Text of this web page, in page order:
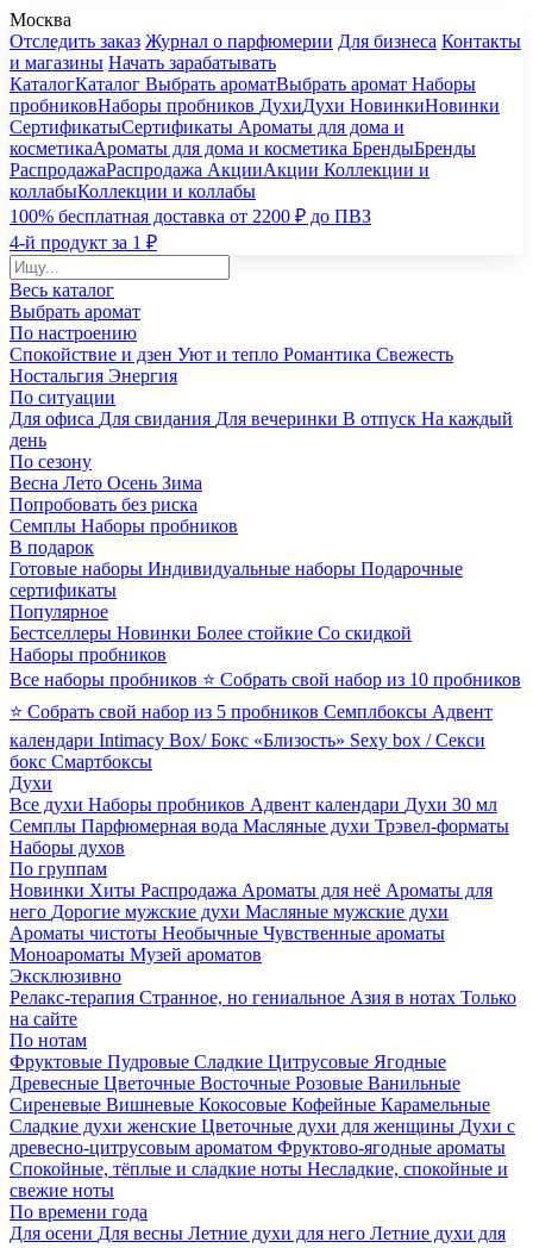
Москва
Отследить заказ Журнал о парфюмерии Для бизнеса Контакты
и магазины Начать зарабатывать
КаталогКаталог Выбрать ароматВыбрать аромат Наборы
пробниковНаборы пробников ДухиДухи НовинкиНовинки
СертификатыСертификаты Ароматы для дома и
косметикаАроматы для дома и косметика БрендыБренды
РаспродажаРаспродажа АкцииАкции Коллекции и
коллабыКоллекции и коллабы
100% бесплатная доставка от 2200 ₽ до ПВЗ
4-й продукт за 1 ₽
Весь каталог
Выбрать аромат
По настроению
Спокойствие и дзен Уют и тепло Романтика Свежесть
Ностальгия Энергия
По ситуации
Для офиса Для свидания Для вечеринки В отпуск На каждый
день
По сезону
Весна Лето Осень Зима
Попробовать без риска
Семплы Наборы пробников
В подарок
Готовые наборы Индивидуальные наборы Подарочные
сертификаты
Популярное
Бестселлеры Новинки Более стойкие Со скидкой
Наборы пробников
Все наборы пробников ⭐ Собрать свой набор из 10 пробников
⭐ Собрать свой набор из 5 пробников Семплбоксы Адвент
календари Intimacy Box/ Бокс «Близость» Sexy box / Секси
бокс Смартбоксы
Духи
Все духи Наборы пробников Адвент календари Духи 30 мл
Семплы Парфюмерная вода Масляные духи Трэвел-форматы
Наборы духов
По группам
Новинки Хиты Распродажа Ароматы для неё Ароматы для
него Дорогие мужские духи Масляные мужские духи
Ароматы чистоты Необычные Чувственные ароматы
Моноароматы Музей ароматов
Эксклюзивно
Релакс-терапия Странное, но гениальное Азия в нотах Только
на сайте
По нотам
Фруктовые Пудровые Сладкие Цитрусовые Ягодные
Древесные Цветочные Восточные Розовые Ванильные
Сиреневые Вишневые Кокосовые Кофейные Карамельные
Сладкие духи женские Цветочные духи для женщины Духи с
древесно-цитрусовым ароматом Фруктово-ягодные ароматы
Спокойные, тёплые и сладкие ноты Несладкие, спокойные и
свежие ноты
По времени года
Для осени Для весны Летние духи для него Летние духи для